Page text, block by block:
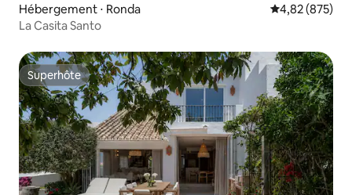
Hébergement ⋅ Ronda Évaluation
4,82 (875)
La Casita Santo
Superhôte
Superhôte